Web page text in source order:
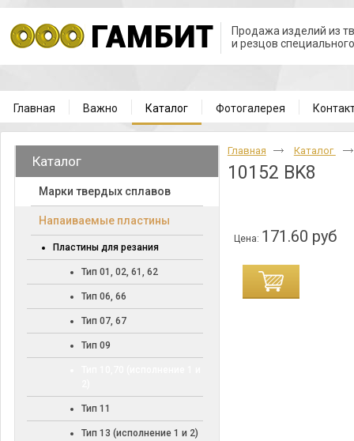
Продажа изделий из
и резцов
Главная Важно Каталог Фотогалерея
Каталог
Марки твердых сплавов
Напаиваемые пластины
Пластины для резания
Тип 01, 02, 61, 62
Тип 06, 66
Тип 07, 67
Тип 09
Тип 11
Тип 13 (исполнение 1 и 2)
Главная Каталог
10152 BK8
Цена: 171.60 руб